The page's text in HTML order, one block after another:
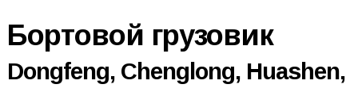
Бортовой грузовик
Dongfeng, Chenglong, Huashen,